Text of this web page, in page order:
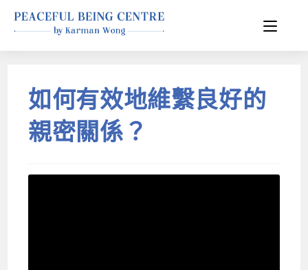
如何有效地維繫良好的
親密關係？